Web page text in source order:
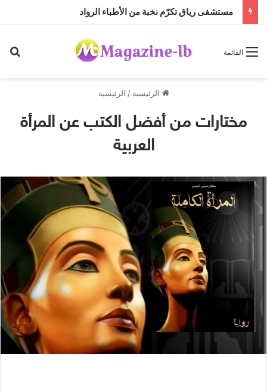
مستشفى رياق تكرّم نخبة من الأطباء الرواد
القائمة
الرئيسية / الرئيسية
مختارات من أفضل الكتب عن المرأة
العربية